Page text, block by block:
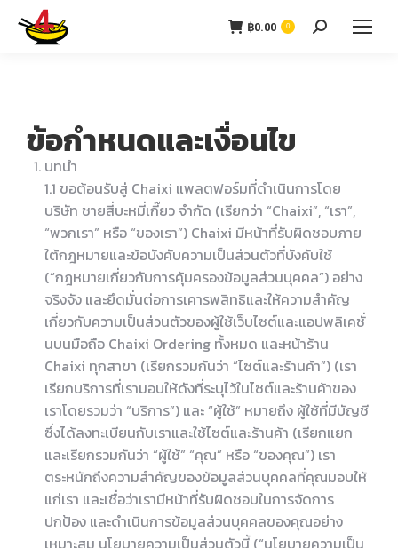
฿0.00 0
ข้อกำหนดและเงื่อนไข
บทนำ
1.1 ขอต้อนรับสู่ Chaixi แพลตฟอร์มที่ดำเนินการโดย
บริษัท ชายสี่บะหมี่เกี๊ยว จำกัด (เรียกว่า “Chaixi”, “เรา”,
“พวกเรา” หรือ “ของเรา”) Chaixi มีหน้าที่รับผิดชอบภาย
ใต้กฎหมายและข้อบังคับความเป็นส่วนตัวที่บังคับใช้
(“กฎหมายเกี่ยวกับการคุ้มครองข้อมูลส่วนบุคคล”) อย่าง
จริงจัง และยึดมั่นต่อการเคารพสิทธิและให้ความสำคัญ
เกี่ยวกับความเป็นส่วนตัวของผู้ใช้เว็บไซต์และแอปพลิเคชั่
นบนมือถือ Chaixi Ordering ทั้งหมด และหน้าร้าน
Chaixi ทุกสาขา (เรียกรวมกันว่า “ไซต์และร้านค้า”) (เรา
เรียกบริการที่เรามอบให้ดังที่ระบุไว้ในไซต์และร้านค้าของ
เราโดยรวมว่า “บริการ”) และ “ผู้ใช้” หมายถึง ผู้ใช้ที่มีบัญชี
ซึ่งได้ลงทะเบียนกับเราและใช้ไซต์และร้านค้า (เรียกแยก
และเรียกรวมกันว่า “ผู้ใช้” “คุณ” หรือ “ของคุณ”) เรา
ตระหนักถึงความสำคัญของข้อมูลส่วนบุคคลที่คุณมอบให้
แก่เรา และเชื่อว่าเรามีหน้าที่รับผิดชอบในการจัดการ
ปกป้อง และดำเนินการข้อมูลส่วนบุคคลของคุณอย่าง
เหมาะสม นโยบายความเป็นส่วนตัวนี้ (“นโยบายความเป็น